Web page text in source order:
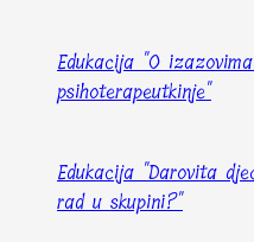
Edukacija "O
psihoterapeutkinje"
Edukacija "Darovita
rad u skupini?"